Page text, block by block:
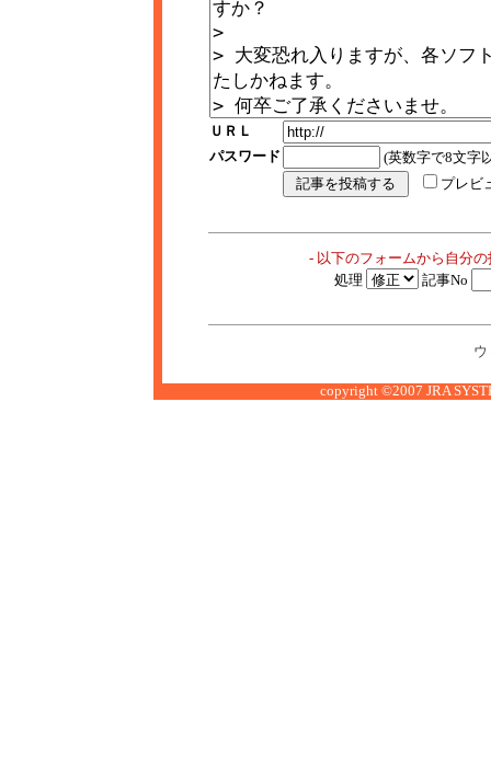
ＵＲＬ
パスワード
(英数字で8文字
プレビ
- 以下のフォームから自分
処理
記事No
copyright ©2007 JRA